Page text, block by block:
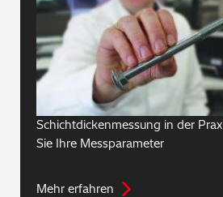
Schichtdickenmessung in der
Sie Ihre Messparameter
Mehr erfahren